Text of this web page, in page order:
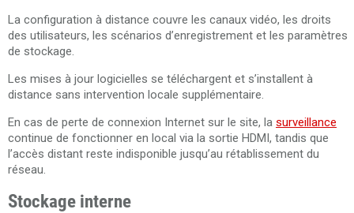
La configuration à distance couvre les canaux vidéo, les droits
des utilisateurs, les scénarios d’enregistrement et les paramètres
de stockage.
Les mises à jour logicielles se téléchargent et s’installent à
distance sans intervention locale supplémentaire.
En cas de perte de connexion Internet sur le site, la surveillance
continue de fonctionner en local via la sortie HDMI, tandis que
l’accès distant reste indisponible jusqu’au rétablissement du
réseau.
Stockage interne